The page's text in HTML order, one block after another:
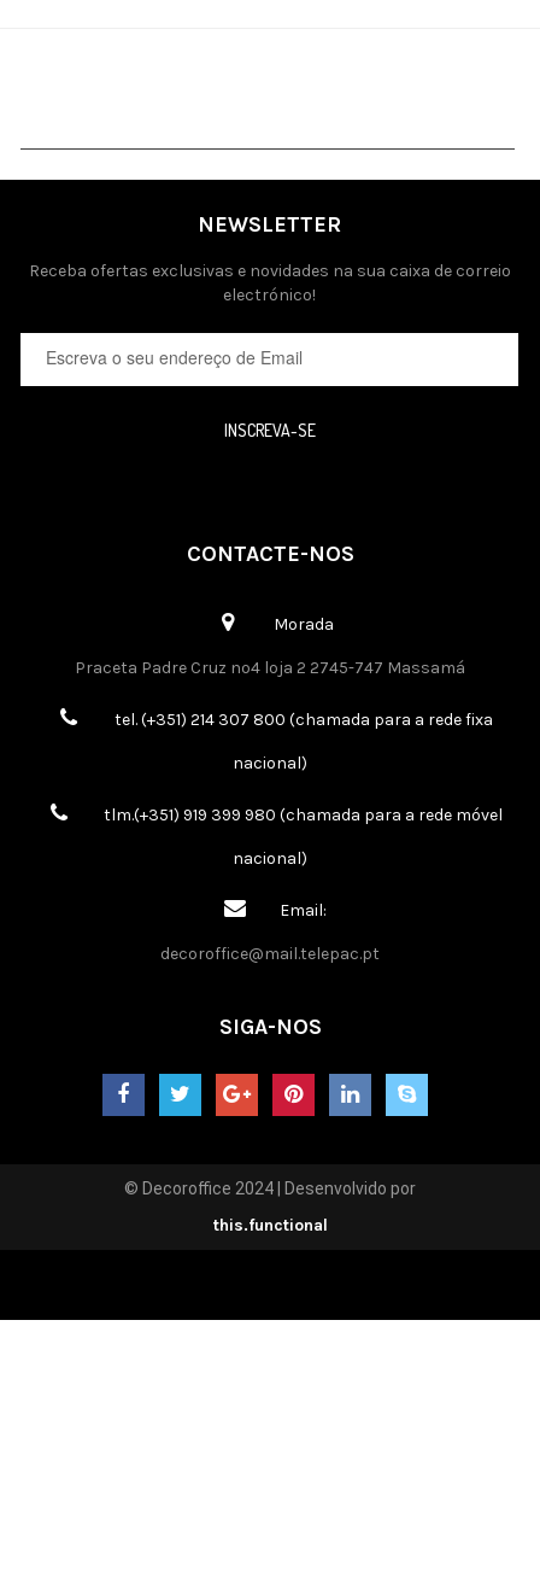
NEWSLETTER
Receba ofertas exclusivas e novidades na sua caixa de correio
electrónico!
INSCREVA-SE
CONTACTE-NOS
Morada
Praceta Padre Cruz nº4 loja 2 2745-747 Massamá
tel. (+351) 214 307 800 (chamada para a rede fixa
nacional)
tlm.(+351) 919 399 980 (chamada para a rede móvel
nacional)
Email:
decoroffice@mail.telepac.pt
SIGA-NOS
© Decoroffice 2024 | Desenvolvido por
this.functional